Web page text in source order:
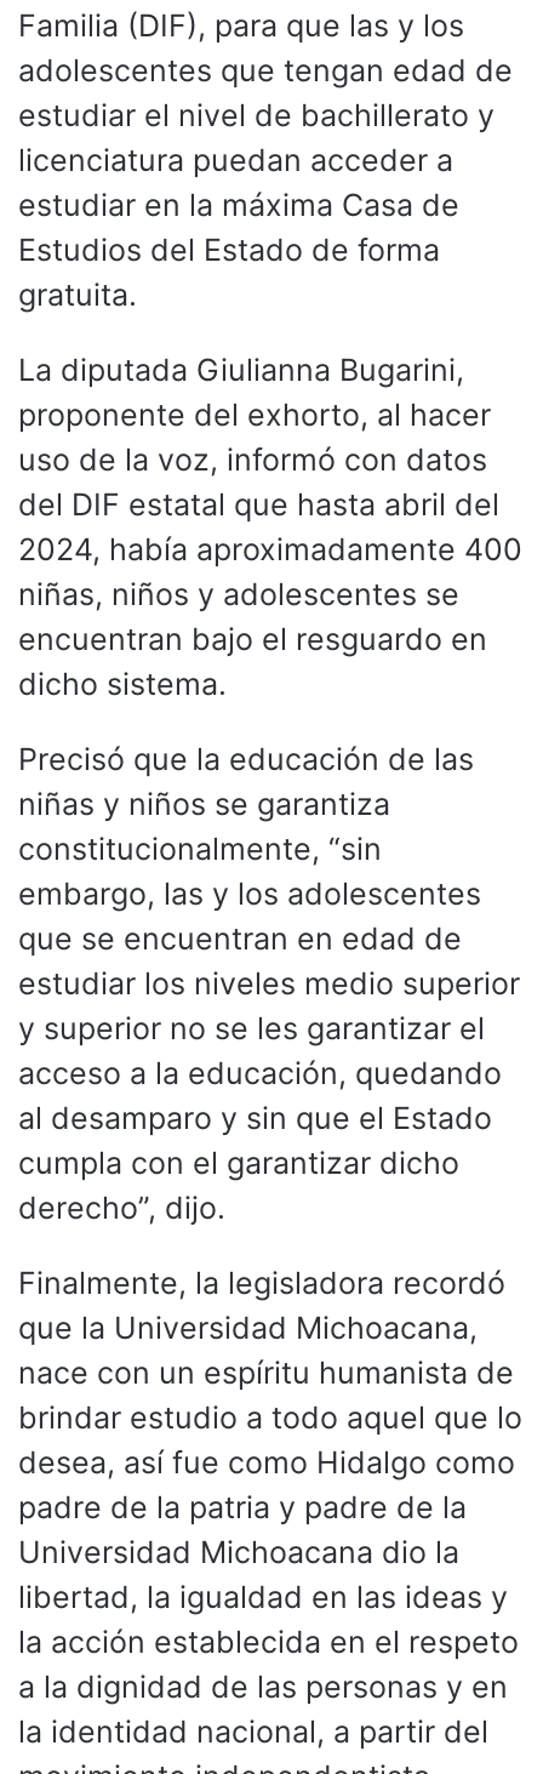
Familia (DIF), para que las y los
adolescentes que tengan edad de
estudiar el nivel de bachillerato y
licenciatura puedan acceder a
estudiar en la máxima Casa de
Estudios del Estado de forma
gratuita.
La diputada Giulianna Bugarini,
proponente del exhorto, al hacer
uso de la voz, informó con datos
del DIF estatal que hasta abril del
2024, había aproximadamente 400
niñas, niños y adolescentes se
encuentran bajo el resguardo en
dicho sistema.
Precisó que la educación de las
niñas y niños se garantiza
constitucionalmente, “sin
embargo, las y los adolescentes
que se encuentran en edad de
estudiar los niveles medio superior
y superior no se les garantizar el
acceso a la educación, quedando
al desamparo y sin que el Estado
cumpla con el garantizar dicho
derecho”, dijo.
Finalmente, la legisladora recordó
que la Universidad Michoacana,
nace con un espíritu humanista de
brindar estudio a todo aquel que lo
desea, así fue como Hidalgo como
padre de la patria y padre de la
Universidad Michoacana dio la
libertad, la igualdad en las ideas y
la acción establecida en el respeto
a la dignidad de las personas y en
la identidad nacional, a partir del